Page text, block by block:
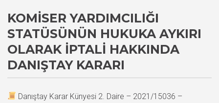
KOMISER YARDIMCILIĞI
STATÜSÜNÜN HUKUKA AYKIRI
OLARAK İPTALI HAKKINDA
DANIŞTAY KARARI
Danıştay Karar Künyesi 2. Daire – 2021/15036 –